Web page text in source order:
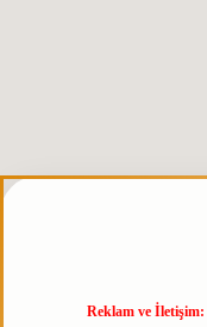
Reklam ve İletişim: